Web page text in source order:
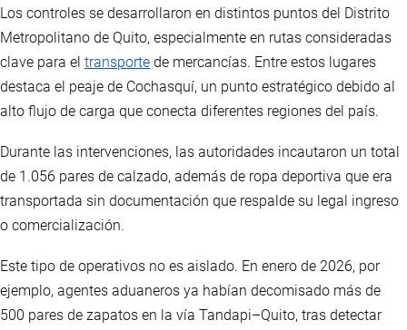
Los controles se desarrollaron en distintos puntos del Distrito
Metropolitano de Quito, especialmente en rutas consideradas
clave para el transporte de mercancías. Entre estos lugares
destaca el peaje de Cochasquí, un punto estratégico debido al
alto flujo de carga que conecta diferentes regiones del país.
Durante las intervenciones, las autoridades incautaron un total
de 1.056 pares de calzado, además de ropa deportiva que era
transportada sin documentación que respalde su legal ingreso
o comercialización.
Este tipo de operativos no es aislado. En enero de 2026, por
ejemplo, agentes aduaneros ya habían decomisado más de
500 pares de zapatos en la vía Tandapi–Quito, tras detectar